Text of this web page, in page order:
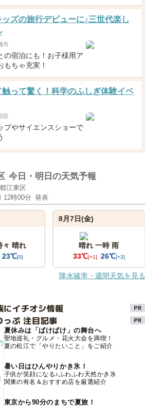
ズの旅行デビューに♪三世代楽し
市
の宿泊にも！お子様用ア
もちゃ充実！
って驚く！科学のふしぎ体験イベ
区
プやサイエンスショーで
今日・明日の天気予報
江東区
12時00分 発表
々 晴れ
23℃[0]
8月7日(金)
晴れ 一時 雨
33℃[+1] 26℃[+3]
降水確率・週間天気を見る
にイチオシ情報
っぷ 注目記事
夏休みは「ばけばけ」の舞台へ
聖地巡礼・グルメ・花火大会を満喫！
夏の松江で「やりたいこと」をご紹介
暑い日はひんやりかき氷！
子供が笑顔になる♪ふわふわ天然かき氷
関東の有名＆おすすめ店を厳選紹介
東京から90分のまちで夏旅！